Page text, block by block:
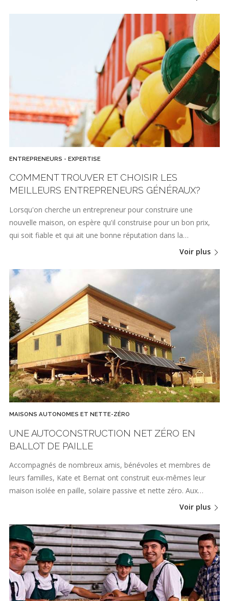
ENTREPRENEURS - EXPERTISE
COMMENT TROUVER ET CHOISIR LES
MEILLEURS ENTREPRENEURS GÉNÉRAUX?
Lorsqu'on cherche un entrepreneur pour construire une
nouvelle maison, on espère qu'il construise pour un bon prix,
qui soit fiable et qui ait une bonne réputation dans la…
Voir plus
MAISONS AUTONOMES ET NETTE-ZÉRO
UNE AUTOCONSTRUCTION NET ZÉRO EN
BALLOT DE PAILLE
Accompagnés de nombreux amis, bénévoles et membres de
leurs familles, Kate et Bernat ont construit eux-mêmes leur
maison isolée en paille, solaire passive et nette zéro. Aux…
Voir plus